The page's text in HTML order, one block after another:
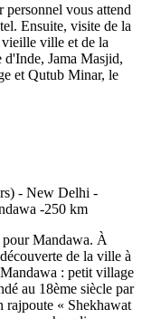
vous attend
Ensuite, visite de la
ville et de la
Jama Masjid,
et Qutub Minar, le
pour Mandawa. À
de la ville à
: petit village
au 18ème siècle par
rajpoute « Shekhawat